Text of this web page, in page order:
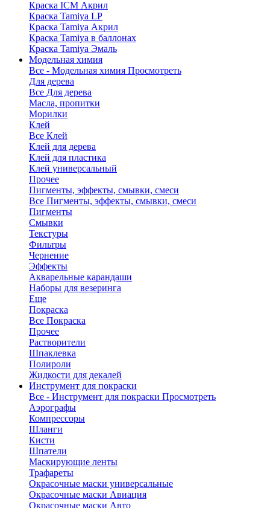
Краска ICM Акрил
Краска Tamiya LP
Краска Tamiya Акрил
Краска Tamiya в баллонах
Краска Tamiya Эмаль
Модельная химия
Все - Модельная химия Просмотреть
Для дерева
Все Для дерева
Масла, пропитки
Морилки
Клей
Все Клей
Клей для дерева
Клей для пластика
Клей универсальный
Прочее
Пигменты, эффекты, смывки, смеси
Все Пигменты, эффекты, смывки, смеси
Пигменты
Смывки
Текстуры
Фильтры
Чернение
Эффекты
Акварельные карандаши
Наборы для везеринга
Еще
Покраска
Все Покраска
Прочее
Растворители
Шпаклевка
Полироли
Жидкости для декалей
Инструмент для покраски
Все - Инструмент для покраски Просмотреть
Аэрографы
Компрессоры
Шланги
Кисти
Шпатели
Маскирующие ленты
Трафареты
Окрасочные маски универсальные
Окрасочные маски Авиация
Окрасочные маски Авто